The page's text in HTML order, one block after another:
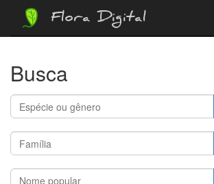
Flora Digital
Busca